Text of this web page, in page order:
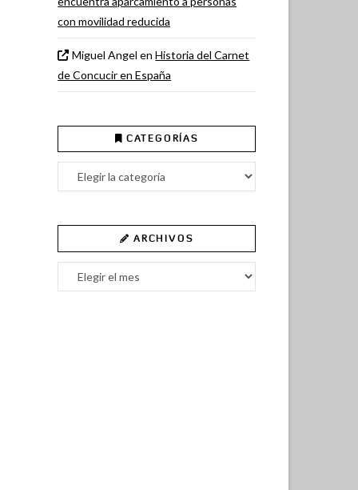
con movilidad reducida
Miguel Angel enHistoria del Carnet
de Concucir en España
CATEGORÍAS
Categorías
ARCHIVOS
Archivos